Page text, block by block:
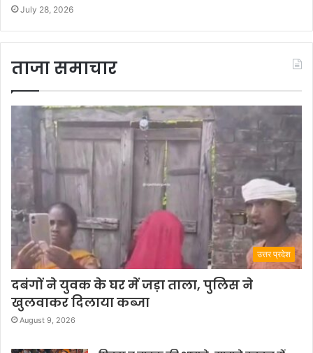
July 28, 2026
ताजा समाचार
उत्तर प्रदेश
दबंगों ने युवक के घर में जड़ा ताला, पुलिस ने
खुलवाकर दिलाया कब्जा
August 9, 2026